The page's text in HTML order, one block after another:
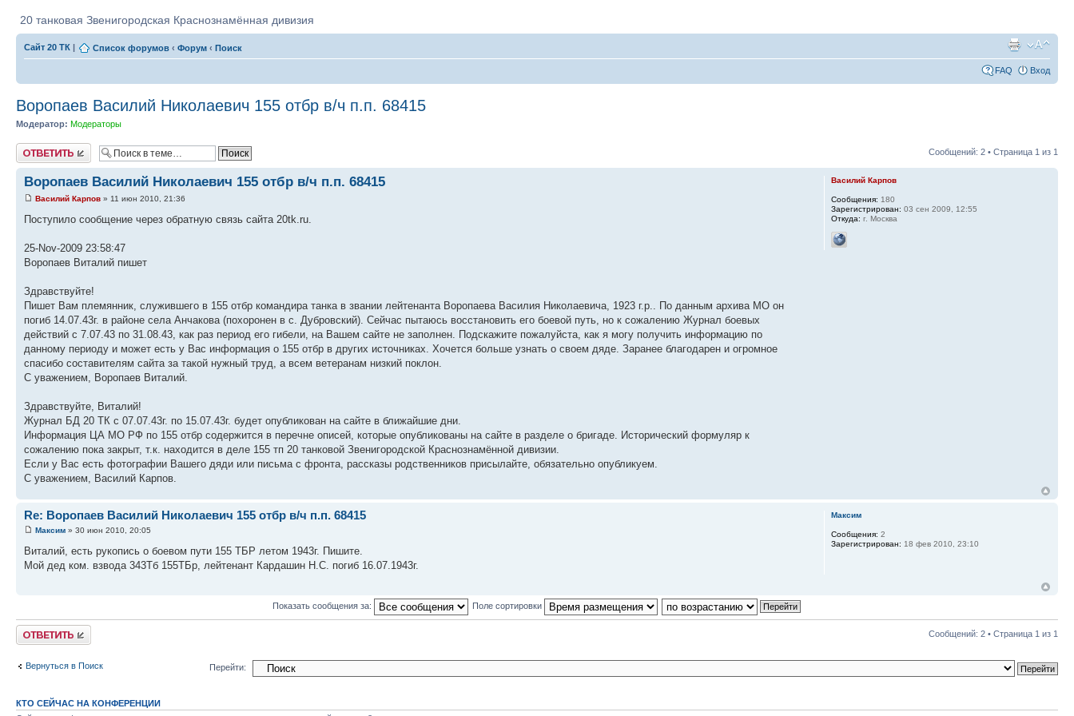
20 танковая Звенигородская Краснознамённая дивизия
Сайт 20 ТК | Список форумов ‹ Форум ‹ Поиск
FAQ Вход
Воропаев Василий Николаевич 155 отбр в/ч п.п. 68415
Модератор: Модераторы
Ответить Сообщений: 2 • Страница 1 из 1
Воропаев Василий Николаевич 155 отбр в/ч п.п. 68415
Василий Карпов » 11 июн 2010, 21:36
Поступило сообщение через обратную связь сайта 20tk.ru.
25-Nov-2009 23:58:47
Воропаев Виталий пишет
Здравствуйте!
Пишет Вам племянник, служившего в 155 отбр командира танка в звании лейтенанта Воропаева Василия Николаевича, 1923 г.р.. По данным архива МО он
погиб 14.07.43г. в районе села Анчакова (похоронен в с. Дубровский). Сейчас пытаюсь восстановить его боевой путь, но к сожалению Журнал боевых
действий с 7.07.43 по 31.08.43, как раз период его гибели, на Вашем сайте не заполнен. Подскажите пожалуйста, как я могу получить информацию по
данному периоду и может есть у Вас информация о 155 отбр в других источниках. Хочется больше узнать о своем дяде. Заранее благодарен и огромное
спасибо составителям сайта за такой нужный труд, а всем ветеранам низкий поклон.
С уважением, Воропаев Виталий.
Здравствуйте, Виталий!
Журнал БД 20 ТК с 07.07.43г. по 15.07.43г. будет опубликован на сайте в ближайшие дни.
Информация ЦА МО РФ по 155 отбр содержится в перечне описей, которые опубликованы на сайте в разделе о бригаде. Исторический формуляр к
сожалению пока закрыт, т.к. находится в деле 155 тп 20 танковой Звенигородской Краснознамённой дивизии.
Если у Вас есть фотографии Вашего дяди или письма с фронта, рассказы родственников присылайте, обязательно опубликуем.
С уважением, Василий Карпов.
Василий Карпов
Сообщения: 180
Зарегистрирован: 03 сен 2009, 12:55
Откуда: г. Москва
Re: Воропаев Василий Николаевич 155 отбр в/ч п.п. 68415
Максим » 30 июн 2010, 20:05
Виталий, есть рукопись о боевом пути 155 ТБР летом 1943г. Пишите.
Мой дед ком. взвода 343Тб 155ТБр, лейтенант Кардашин Н.С. погиб 16.07.1943г.
Максим
Сообщения: 2
Зарегистрирован: 18 фев 2010, 23:10
Показать сообщения за: Поле сортировки
Ответить Сообщений: 2 • Страница 1 из 1
Вернуться в Поиск Перейти:
КТО СЕЙЧАС НА КОНФЕРЕНЦИИ